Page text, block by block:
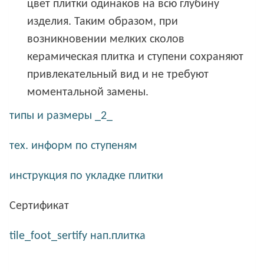
цвет плитки одинаков на всю глубину
изделия. Таким образом, при
возникновении мелких сколов
керамическая плитка и ступени сохраняют
привлекательный вид и не требуют
моментальной замены.
типы и размеры _2_
тех. информ по ступеням
инструкция по укладке плитки
Сертификат
tile_foot_sertify нап.плитка